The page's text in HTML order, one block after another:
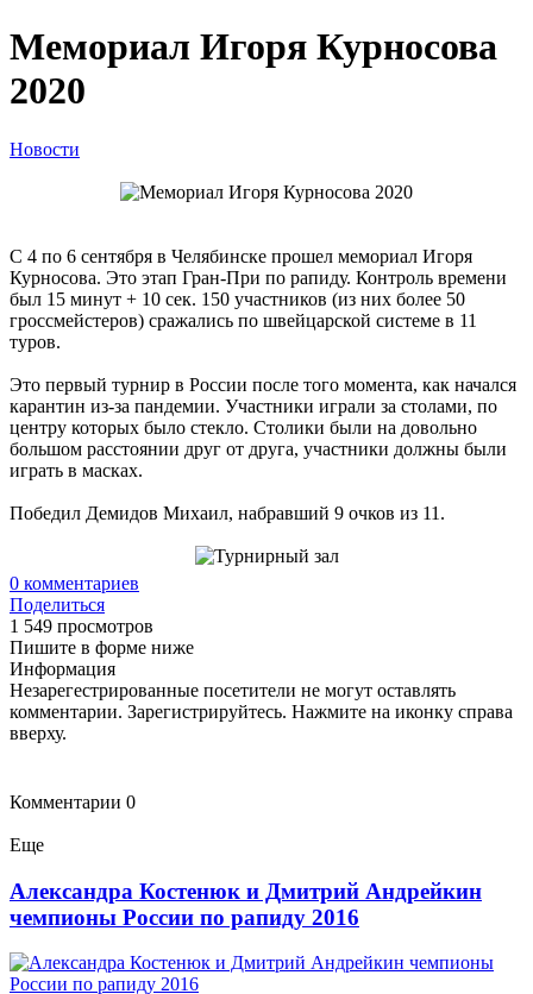
Мемориал Игоря Курносова
2020
Новости
С 4 по 6 сентября в Челябинске прошел мемориал Игоря
Курносова. Это этап Гран-При по рапиду. Контроль времени
был 15 минут + 10 сек. 150 участников (из них более 50
гроссмейстеров) сражались по швейцарской системе в 11
туров.
Это первый турнир в России после того момента, как начался
карантин из-за пандемии. Участники играли за столами, по
центру которых было стекло. Столики были на довольно
большом расстоянии друг от друга, участники должны были
играть в масках.
Победил Демидов Михаил, набравший 9 очков из 11.
0 комментариев
Поделиться
1 549 просмотров
Пишите в форме ниже
Информация
Незарегестрированные посетители не могут оставлять
комментарии. Зарегистрируйтесь. Нажмите на иконку справа
вверху.
Комментарии 0
Еще
Александра Костенюк и Дмитрий Андрейкин
чемпионы России по рапиду 2016